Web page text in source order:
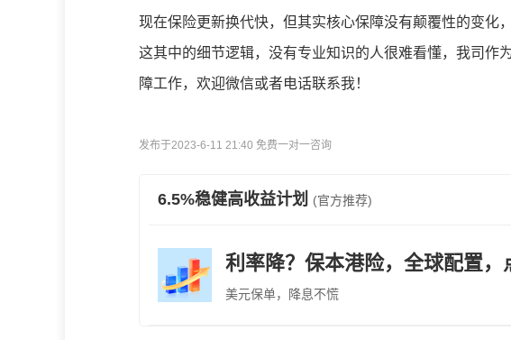
现在保险更新换代快，但其实核心保障没有颠覆性的变化
这其中的细节逻辑，没有专业知识的人很难看懂，我司作
障工作，欢迎微信或者电话联系我！
发布于2023-6-11 21:40 免费一对一咨询
6.5%稳健高收益计划 (官方推荐)
利率降？保本港险，全球配置，
美元保单，降息不慌